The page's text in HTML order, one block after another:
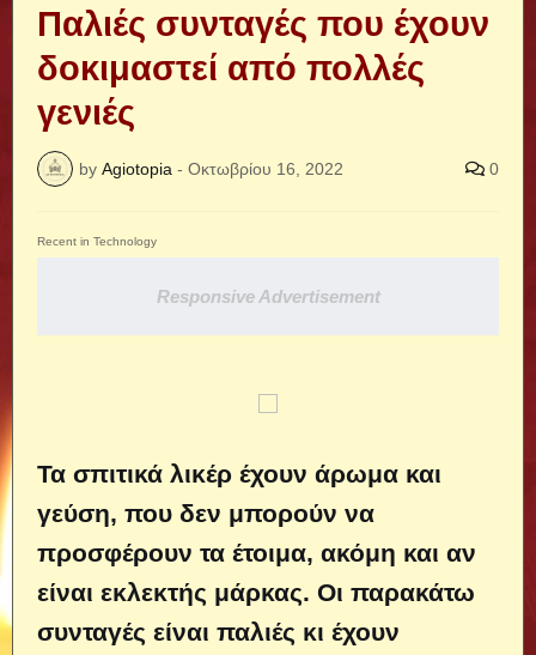
Παλιές συνταγές που έχουν
δοκιμαστεί από πολλές
γενιές
by Agiotopia - Οκτωβρίου 16, 2022 0
Recent in Technology
Responsive Advertisement
Τα σπιτικά λικέρ έχουν άρωμα και
γεύση, που δεν μπορούν να
προσφέρουν τα έτοιμα, ακόμη και αν
είναι εκλεκτής μάρκας. Οι παρακάτω
συνταγές είναι παλιές κι έχουν